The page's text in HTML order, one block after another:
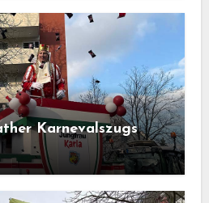
Karnevalszugs